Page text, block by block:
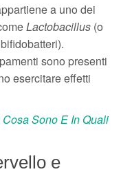
a uno dei
Lactobacillus (o
sono presenti
esercitare effetti
Sono E In Quali
e